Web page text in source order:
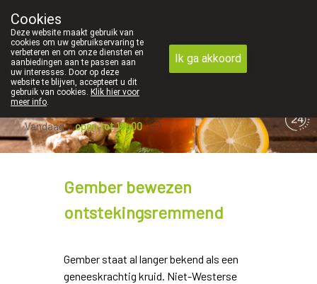
persoonlijk contact in de apotheek zeer belangrijk, vandaar
02/5135502
Vandaag open tot 19u00
Gember bewezen
ontstekingsremmend
Gember staat al langer bekend als een
geneeskrachtig kruid. Niet-Westerse
Cookies
Deze website maakt gebruik van
cookies om uw gebruikservaring te
verbeteren en om onze diensten en
aanbiedingen aan te passen aan
uw interesses. Door op deze
website te blijven, accepteert u dit
gebruik van cookies. Klik hier voor
meer info.
Ik ga akkoord